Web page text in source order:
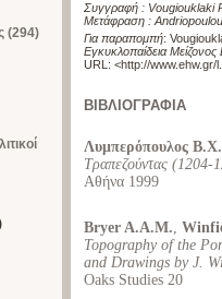
(294)
Συγγραφή : Vougiouklaki
Μετάφραση :
Για παραπομπή:
Εγκυκλοπαίδεια
URL: <http://www.ehw.gr/
ΒΙΒΛΙΟΓΡΑΦΙΑ
Λυμπερόπουλος Β.Χ.
Τραπεζούντας (1204-
Αθήνα 1999
Bryer A.A.M.,
Topography of the
and Drawings by J.
Oaks Studies 20